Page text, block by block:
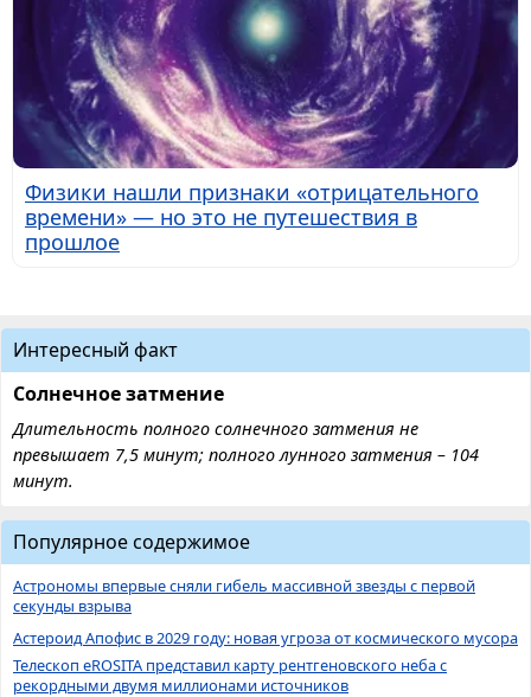
Физики нашли признаки «отрицательного
времени» — но это не путешествия в
прошлое
Интересный факт
Солнечное затмение
Длительность полного солнечного затмения не
превышает 7,5 минут; полного лунного затмения – 104
минут.
Популярное содержимое
Астрономы впервые сняли гибель массивной звезды с первой
секунды взрыва
Астероид Апофис в 2029 году: новая угроза от космического мусора
Телескоп eROSITA представил карту рентгеновского неба с
рекордными двумя миллионами источников